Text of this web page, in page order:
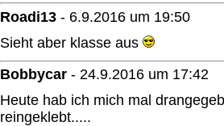
Roadi13 - 6.9.2016 um 19:50
Sieht aber klasse aus
Bobbycar - 24.9.2016 um 17:42
Heute hab ich mich mal
reingeklebt.....